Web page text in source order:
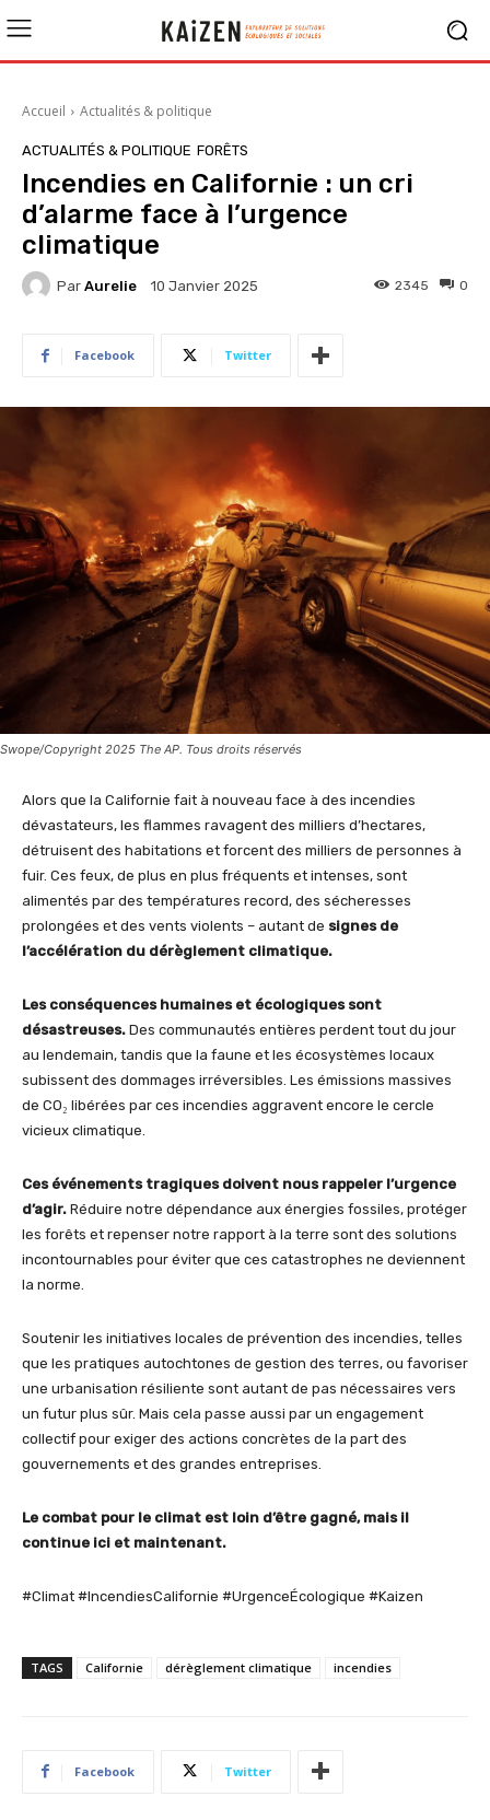
Accueil Actualités & politique
ACTUALITÉS & POLITIQUE FORÊTS
Incendies en Californie : un cri
d’alarme face à l’urgence
climatique
Par Aurelie 10 Janvier 2025 0
2345
Facebook Twitter
Swope/Copyright 2025 The AP. Tous droits réservés
Alors que la Californie fait à nouveau face à des incendies
dévastateurs, les flammes ravagent des milliers d’hectares,
détruisent des habitations et forcent des milliers de personnes à
fuir. Ces feux, de plus en plus fréquents et intenses, sont
alimentés par des températures record, des sécheresses
prolongées et des vents violents – autant de signes de
l’accélération du dérèglement climatique.
Les conséquences humaines et écologiques sont
désastreuses. Des communautés entières perdent tout du jour
au lendemain, tandis que la faune et les écosystèmes locaux
subissent des dommages irréversibles. Les émissions massives
de CO₂ libérées par ces incendies aggravent encore le cercle
vicieux climatique.
Ces événements tragiques doivent nous rappeler l’urgence
d’agir. Réduire notre dépendance aux énergies fossiles, protéger
les forêts et repenser notre rapport à la terre sont des solutions
incontournables pour éviter que ces catastrophes ne deviennent
la norme.
Soutenir les initiatives locales de prévention des incendies, telles
que les pratiques autochtones de gestion des terres, ou favoriser
une urbanisation résiliente sont autant de pas nécessaires vers
un futur plus sûr. Mais cela passe aussi par un engagement
collectif pour exiger des actions concrètes de la part des
gouvernements et des grandes entreprises.
Le combat pour le climat est loin d’être gagné, mais il
continue ici et maintenant.
#Climat #IncendiesCalifornie #UrgenceÉcologique #Kaizen
TAGS Californie dérèglement climatique incendies
Facebook Twitter